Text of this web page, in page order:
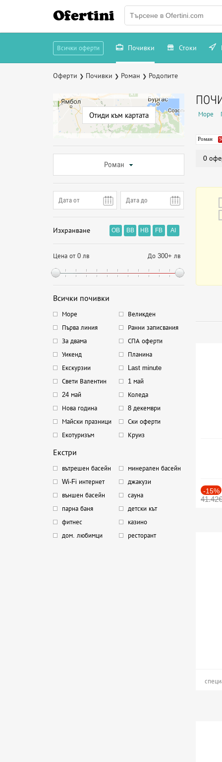
Ofertini
Всички оферти Почивки Стоки
Оферти ❯ Почивки ❯ Роман ❯ Родопите
Отиди към картата
Роман
Изхранване OB BB HB FB AI
Цена от 0 лв До 300+ лв
Всички почивки
Море
Великден
Първа линия
Ранни записвания
За двама
СПА оферти
Уикенд
Планина
Екскурзии
Last minute
Свети Валентин
1 май
24 май
Коледа
Нова година
8 декември
Майски празници
Ски оферти
Екотуризъм
Круиз
Екстри
вътрешен басейн
минерален басейн
Wi-Fi интернет
джакузи
външен басейн
сауна
парна баня
детски кът
фитнес
казино
дом. любимци
ресторант
Море
Роман
0
-15%
41.42€